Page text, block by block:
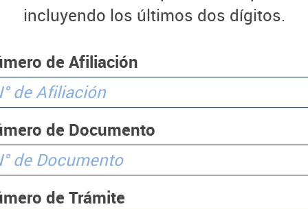
incluyendo los últimos dos dígitos.
de Afiliación
de Documento
de Trámite